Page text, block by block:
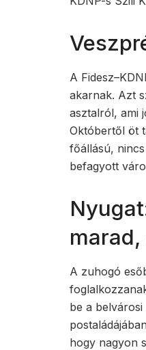
A
akarnak. Azt
asztalról, ami
Októbertől öt
főállású,
befagyott
A zuhogó
be a
hogy nagyon